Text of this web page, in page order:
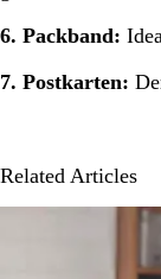
6. Packband:
7. Postkarten:
Related Articles